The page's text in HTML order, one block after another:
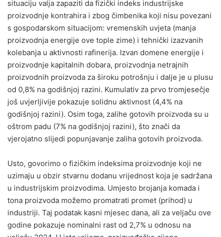
situaciju valja zapaziti da fizički indeks industrijske
proizvodnje kontrahira i zbog čimbenika koji nisu povezani
s gospodarskom situacijom: vremenskih uvjeta (manja
proizvodnja energije ove tople zime) i tehnički izazvanih
kolebanja u aktivnosti rafinerija. Izvan domene energije i
proizvodnje kapitalnih dobara, proizvodnja netrajnih
proizvodnih proizvoda za široku potrošnju i dalje je u plusu
od 0,8% na godišnjoj razini. Kumulativ za prvo tromjesečje
još uvjerljivije pokazuje solidnu aktivnost (4,4% na
godišnjoj razini). Osim toga, zalihe gotovih proizvoda su u
oštrom padu (7% na godišnjoj razini), što znači da
vjerojatno slijedi popunjavanje zaliha gotovih proizvoda.
Usto, govorimo o fizičkim indeksima proizvodnje koji ne
uzimaju u obzir stvarnu dodanu vrijednost koja je sadržana
u industrijskim proizvodima. Umjesto brojanja komada i
tona proizvoda možemo promatrati promet (prihod) u
industriji. Taj podatak kasni mjesec dana, ali za veljaču ove
godine pokazuje nominalni rast od 2,7% u odnosu na